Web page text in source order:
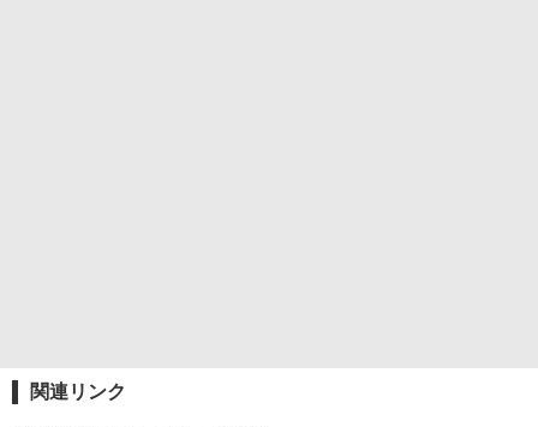
関連リンク